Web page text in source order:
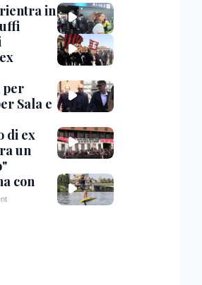
in
per
Sala e
di ex
un
con